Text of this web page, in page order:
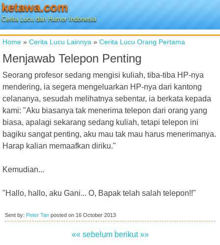
ketawa.com
Cerita Lucu dan Humor Indonesia
Home » Cerita Lucu Lainnya » Cerita Lucu Orang Pertama
Menjawab Telepon Penting
Seorang profesor sedang mengisi kuliah, tiba-tiba HP-nya
mendering, ia segera mengeluarkan HP-nya dari kantong
celananya, sesudah melihatnya sebentar, ia berkata kepada
kami: "Aku biasanya tak menerima telepon dari orang yang
biasa, apalagi sekarang sedang kuliah, tetapi telepon ini
bagiku sangat penting, aku mau tak mau harus menerimanya.
Harap kalian memaafkan diriku."
Kemudian...
"Hallo, hallo, aku Gani... O, Bapak telah salah telepon!!"
Sent by: Peter Tan posted on 16 October 2013
«« sebelum berikut »»